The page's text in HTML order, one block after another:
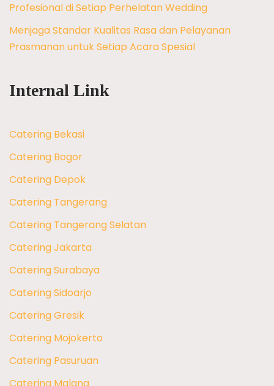
Profesional di Setiap Perhelatan Wedding
Menjaga Standar Kualitas Rasa dan Pelayanan
Prasmanan untuk Setiap Acara Spesial
Internal Link
Catering Bekasi
Catering Bogor
Catering Depok
Catering Tangerang
Catering Tangerang Selatan
Catering Jakarta
Catering Surabaya
Catering Sidoarjo
Catering Gresik
Catering Mojokerto
Catering Pasuruan